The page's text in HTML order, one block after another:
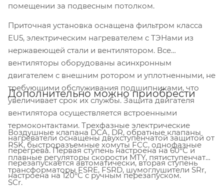
помещении за подвесным потолком.
Приточная установка оснащена фильтром класса
EU5, электрическим нагревателем с ТЭНами из
нержавеющей стали и вентилятором. Все
вентиляторы оборудованы асинхронным
двигателем с внешним ротором и уплотненными, не
требующими обслуживания подшипниками, что
увеличивает срок их службы. Защита двигателя
вентилятора осуществляется встроенными
термоконтактами. Трехфазные электрические
нагреватели оснащены двухступенчатой защитой от
перегрева. Первая ступень настроена на 60°С и
перезапускается автоматически, вторая ступень
настроена на 120°С с ручным перезапуском.
Дополнительно можно приобрести
Воздушные клапана DCA, DR, обратные клапаны
RSK, быстроразъемные хомуты FCC, однофазные
плавные регуляторы скорости MTY, пятиступенчатые
трансформаторы FSRE, FSRD, шумоглушители SRr,
SCr.